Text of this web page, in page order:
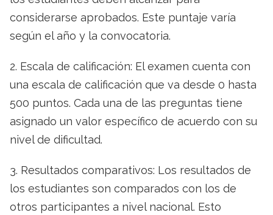
considerarse aprobados. Este puntaje varía
según el año y la convocatoria.
2. Escala de calificación: El examen cuenta con
una escala de calificación que va desde 0 hasta
500 puntos. Cada una de las preguntas tiene
asignado un valor específico de acuerdo con su
nivel de dificultad.
3. Resultados comparativos: Los resultados de
los estudiantes son comparados con los de
otros participantes a nivel nacional. Esto